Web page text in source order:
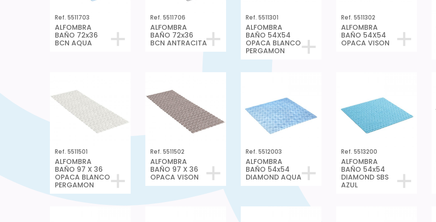
Ref. 5511703
ALFOMBRA
BAÑO 72x36
BCN AQUA
Ref. 5511706
ALFOMBRA
BAÑO 72x36
BCN ANTRACITA
Ref. 5511301
ALFOMBRA
BAÑO 54X54
OPACA BLANCO
PERGAMON
Ref. 5511302
ALFOMBRA
BAÑO 54X54
OPACA VISON
Ref. 5511501
ALFOMBRA
BAÑO 97 X 36
OPACA BLANCO
PERGAMON
Ref. 5511502
ALFOMBRA
BAÑO 97 X 36
OPACA VISON
Ref. 5512003
ALFOMBRA
BAÑO 54x54
DIAMOND AQUA
Ref. 5513200
ALFOMBRA
BAÑO 54x54
DIAMOND SBS
AZUL